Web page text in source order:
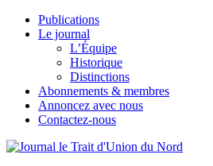
Publications
Le journal
L’Équipe
Historique
Distinctions
Abonnements & membres
Annoncez avec nous
Contactez-nous